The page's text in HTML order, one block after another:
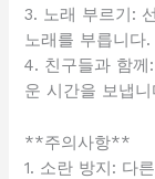
3. 노래 부르기:
노래를 부릅니다.
4. 친구들과 함께
운 시간을 보냅니
**주의사항**
1. 소란 방지: 다